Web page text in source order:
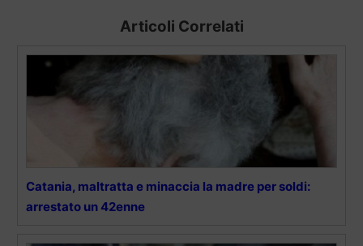
Articoli Correlati
Catania, maltratta e minaccia la madre per soldi:
arrestato un 42enne